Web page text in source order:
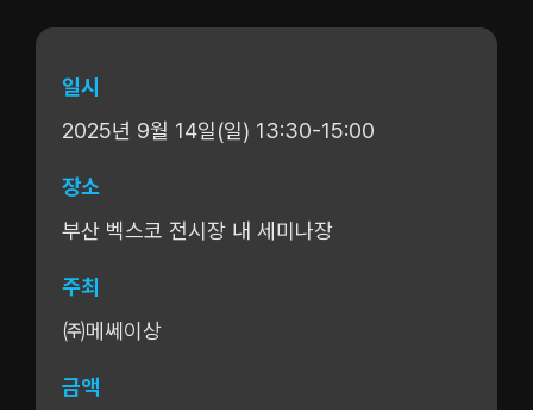
일시
2025년 9월 14일(일) 13:30-15:00
장소
부산 벡스코 전시장 내 세미나장
주최
㈜메쎄이상
금액